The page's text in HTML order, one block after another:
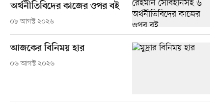
অর্থনীতিবিদের কাজের ওপর বই
০৮ আগস্ট ২০২৬
আজকের বিনিময় হার
০৬ আগস্ট ২০২৬